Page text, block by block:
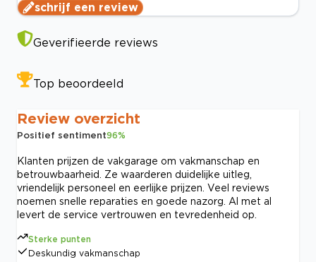
schrijf een review
Geverifieerde reviews
Top beoordeeld
Review overzicht
Positief sentiment96%
Klanten prijzen de vakgarage om vakmanschap en
betrouwbaarheid. Ze waarderen duidelijke uitleg,
vriendelijk personeel en eerlijke prijzen. Veel reviews
noemen snelle reparaties en goede nazorg. Al met al
levert de service vertrouwen en tevredenheid op.
Sterke punten
Deskundig vakmanschap